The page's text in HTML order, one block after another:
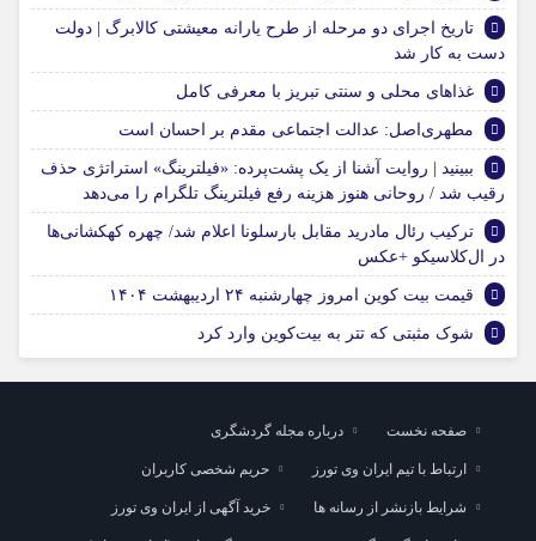
تاریخ اجرای دو مرحله از طرح یارانه معیشتی کالابرگ | دولت
دست به کار شد
غذاهای محلی و سنتی تبریز با معرفی کامل
مطهری‌اصل: عدالت اجتماعی مقدم بر احسان است
ببینید | روایت آشنا از یک پشت‌پرده: «فیلترینگ» استراتژی حذف
رقیب شد / روحانی هنوز هزینه رفع فیلترینگ تلگرام را می‌دهد
ترکیب رئال مادرید مقابل بارسلونا اعلام شد/ چهره کهکشانی‌ها
در ال‌کلاسیکو +عکس
قیمت بیت کوین امروز چهارشنبه ۲۴ اردیبهشت ۱۴۰۴
شوک مثبتی که تتر به بیت‌کوین وارد کرد
صفحه نخست درباره مجله گردشگری
ارتباط با تیم ایران وی تورز حریم شخصی کاربران
شرایط بازنشر از رسانه ها خرید آگهی از ایران وی تورز